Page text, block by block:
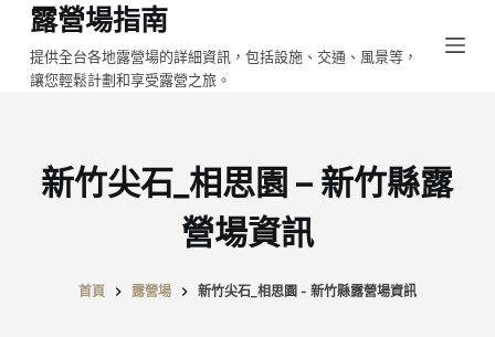
跳
至
主
露營場指南
提供全台各地露營場的詳細資訊，包括設施、交通、風景等，
讓您輕鬆計劃和享受露營之旅。
新竹尖石_相思園 – 新竹縣露
營場資訊
首頁 露營場 新竹尖石_相思園 - 新竹縣露營場資訊